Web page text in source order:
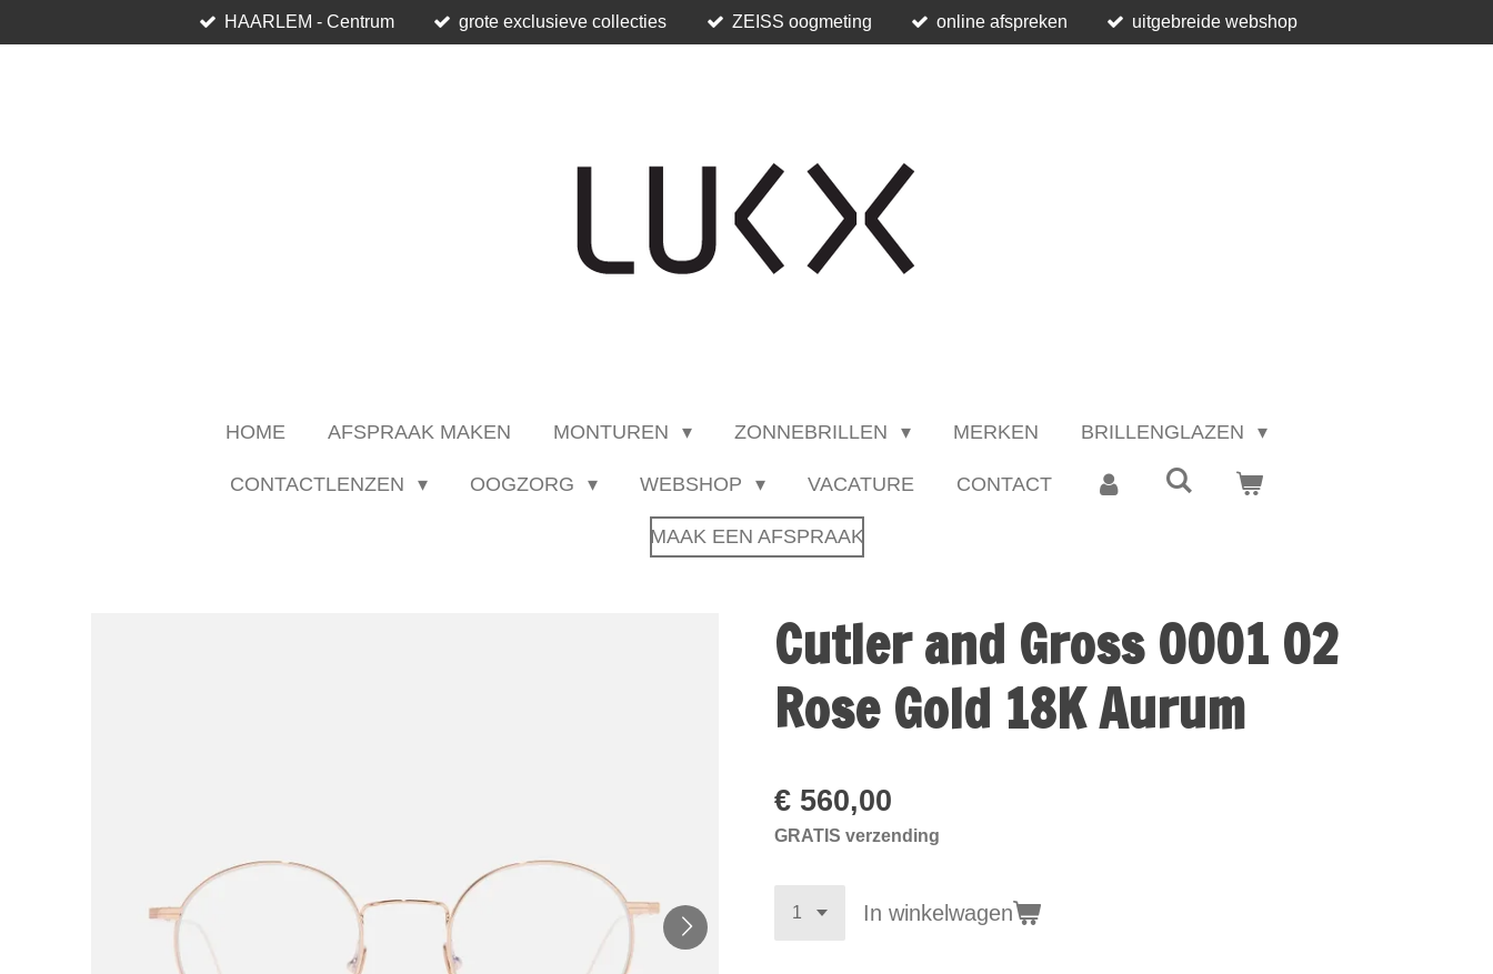
direct
HAARLEM - Centrum grote exclusieve collecties ZEISS oogmeting online afspreken uitgebreide webshop
HOME AFSPRAAK MAKEN MONTUREN ZONNEBRILLEN MERKEN BRILLENGLAZEN
CONTACTLENZEN OOGZORG WEBSHOP VACATURE CONTACT
MAAK EEN AFSPRAAK
Cutler and Gross 0001 02
Rose Gold 18K Aurum
€ 560,00
GRATIS verzending
In winkelwagen